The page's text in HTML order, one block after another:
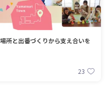
所と出番づくりから支え合いを
23